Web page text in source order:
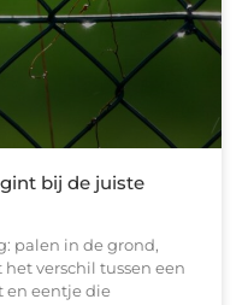
bij de juiste
palen in de grond,
het verschil tussen een
en eentje die